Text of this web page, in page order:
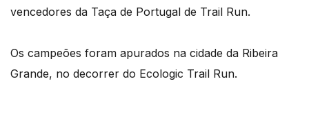
vencedores da Taça de Portugal de Trail Run.
Os campeões foram apurados na cidade da Ribeira
Grande, no decorrer do Ecologic Trail Run.